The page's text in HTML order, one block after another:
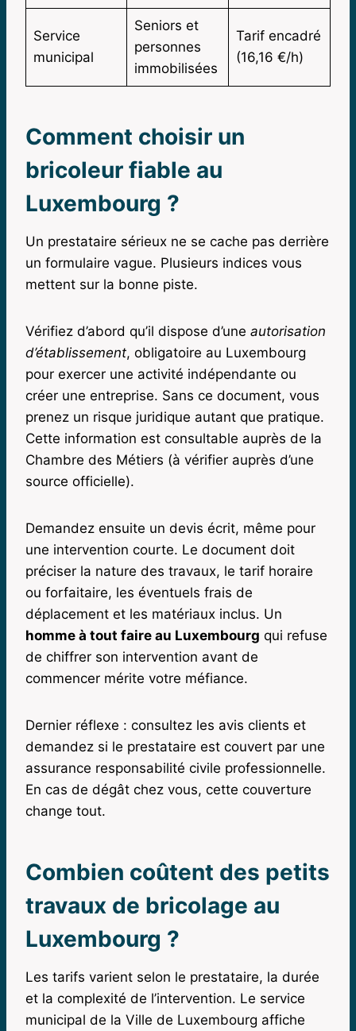
Service
municipal
Seniors et
personnes
immobilisées
Tarif encadré
(16,16 €/h)
Comment choisir un
bricoleur fiable au
Luxembourg ?
Un prestataire sérieux ne se cache pas derrière
un formulaire vague. Plusieurs indices vous
mettent sur la bonne piste.
Vérifiez d’abord qu’il dispose d’une autorisation
d’établissement, obligatoire au Luxembourg
pour exercer une activité indépendante ou
créer une entreprise. Sans ce document, vous
prenez un risque juridique autant que pratique.
Cette information est consultable auprès de la
Chambre des Métiers (à vérifier auprès d’une
source officielle).
Demandez ensuite un devis écrit, même pour
une intervention courte. Le document doit
préciser la nature des travaux, le tarif horaire
ou forfaitaire, les éventuels frais de
déplacement et les matériaux inclus. Un
homme à tout faire au Luxembourg qui refuse
de chiffrer son intervention avant de
commencer mérite votre méfiance.
Dernier réflexe : consultez les avis clients et
demandez si le prestataire est couvert par une
assurance responsabilité civile professionnelle.
En cas de dégât chez vous, cette couverture
change tout.
Combien coûtent des petits
travaux de bricolage au
Luxembourg ?
Les tarifs varient selon le prestataire, la durée
et la complexité de l’intervention. Le service
municipal de la Ville de Luxembourg affiche